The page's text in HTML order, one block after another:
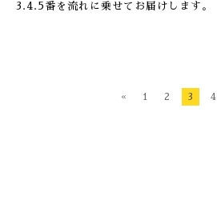
3.4.5番を流れに乗せてお届けします。
« 1 2 3 4